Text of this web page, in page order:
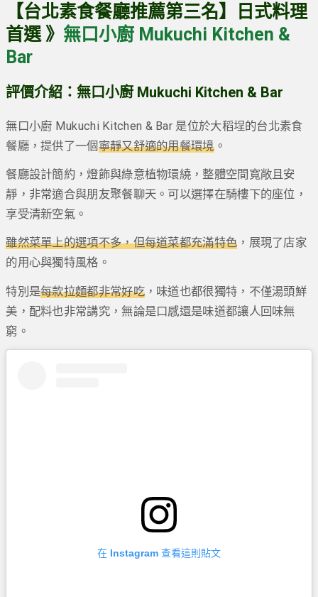
【台北素食餐廳推薦第三名】日式料理
首選 》 無口小廚 Mukuchi Kitchen &
Bar
評價介紹：無口小廚 Mukuchi Kitchen & Bar
無口小廚 Mukuchi Kitchen & Bar 是位於大稻埕的台北素食
餐廳，提供了一個寧靜又舒適的用餐環境。
餐廳設計簡約，燈飾與綠意植物環繞，整體空間寬敞且安
靜，非常適合與朋友聚餐聊天。可以選擇在騎樓下的座位，
享受清新空氣。
雖然菜單上的選項不多，但每道菜都充滿特色 ，展現了店家
的用心與獨特風格。
特別是每款拉麵都非常好吃，味道也都很獨特，不僅湯頭鮮
美，配料也非常講究，無論是口感還是味道都讓人回味無
窮。
在 Instagram 查看這則貼文